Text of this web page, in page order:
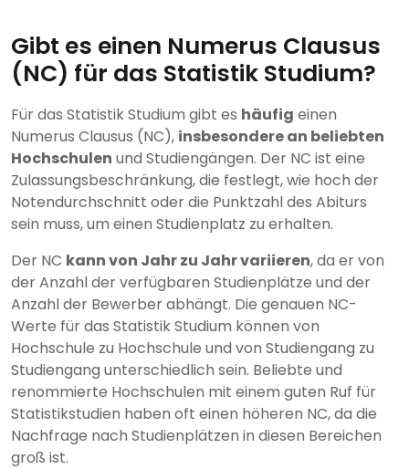
Gibt es einen Numerus Clausus
(NC) für das Statistik Studium?
Für das Statistik Studium gibt es häufig einen
Numerus Clausus (NC), insbesondere an beliebten
Hochschulen und Studiengängen. Der NC ist eine
Zulassungsbeschränkung, die festlegt, wie hoch der
Notendurchschnitt oder die Punktzahl des Abiturs
sein muss, um einen Studienplatz zu erhalten.
Der NC kann von Jahr zu Jahr variieren, da er von
der Anzahl der verfügbaren Studienplätze und der
Anzahl der Bewerber abhängt. Die genauen NC-
Werte für das Statistik Studium können von
Hochschule zu Hochschule und von Studiengang zu
Studiengang unterschiedlich sein. Beliebte und
renommierte Hochschulen mit einem guten Ruf für
Statistikstudien haben oft einen höheren NC, da die
Nachfrage nach Studienplätzen in diesen Bereichen
groß ist.